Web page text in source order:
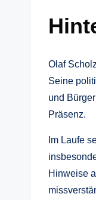
Olaf
Seine
und
Präsenz.
Im Laufe
Hinweise